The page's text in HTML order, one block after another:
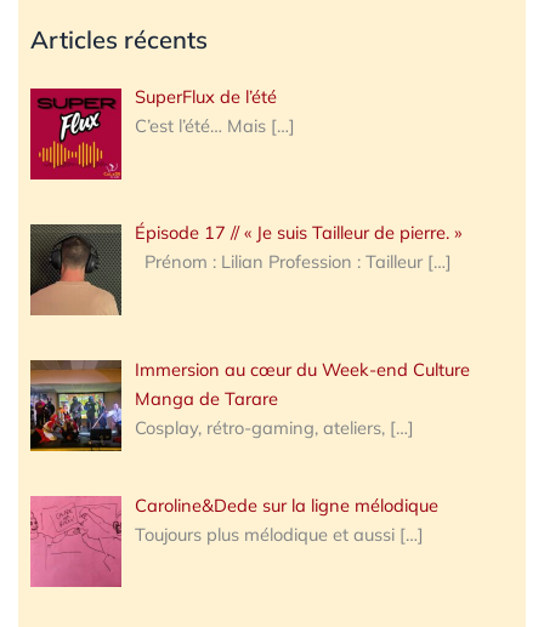
Articles récents
SuperFlux de l’été
C’est l’été… Mais […]
Épisode 17 // « Je suis Tailleur de pierre. »
Prénom : Lilian Profession : Tailleur […]
Immersion au cœur du Week-end Culture
Manga de Tarare
Cosplay, rétro-gaming, ateliers, […]
Caroline&Dede sur la ligne mélodique
Toujours plus mélodique et aussi […]